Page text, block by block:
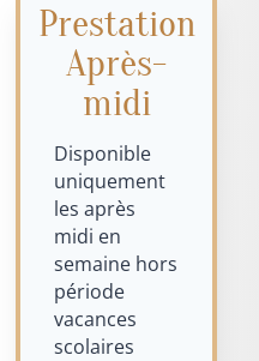
Prestation
Après-
midi
Disponible
uniquement
les après
midi en
semaine hors
période
vacances
scolaires